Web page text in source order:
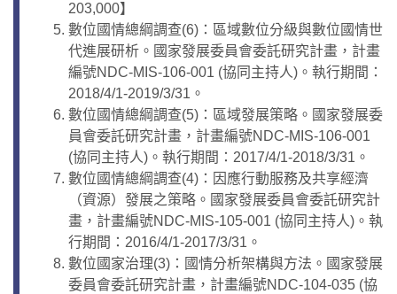
203,000】
數位國情總綱調查(6)：區域數位分級與數位國情世
代進展研析。國家發展委員會委託研究計畫，計畫
編號NDC-MIS-106-001 (協同主持人)。執行期間：
2018/4/1-2019/3/31。
數位國情總綱調查(5)：區域發展策略。國家發展委
員會委託研究計畫，計畫編號NDC-MIS-106-001
(協同主持人)。執行期間：2017/4/1-2018/3/31。
數位國情總綱調查(4)：因應行動服務及共享經濟
（資源）發展之策略。國家發展委員會委託研究計
畫，計畫編號NDC-MIS-105-001 (協同主持人)。執
行期間：2016/4/1-2017/3/31。
數位國家治理(3)：國情分析架構與方法。國家發展
委員會委託研究計畫，計畫編號NDC-104-035 (協